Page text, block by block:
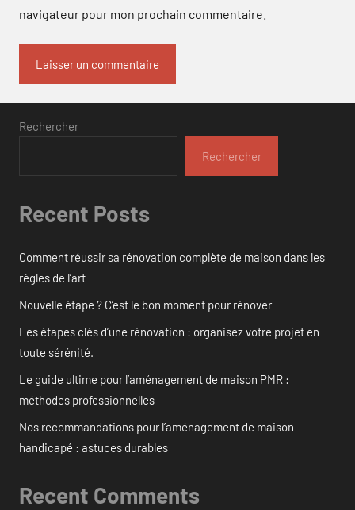
navigateur pour mon prochain commentaire.
Rechercher
Rechercher
Recent Posts
Comment réussir sa rénovation complète de maison dans les
règles de l’art
Nouvelle étape ? C’est le bon moment pour rénover
Les étapes clés d’une rénovation : organisez votre projet en
toute sérénité.
Le guide ultime pour l’aménagement de maison PMR :
méthodes professionnelles
Nos recommandations pour l’aménagement de maison
handicapé : astuces durables
Recent Comments